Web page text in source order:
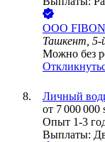
ООО
Ташкент, 5-
Можно без
Личный
от 7 000 000
Опыт 1-3
Выплаты: